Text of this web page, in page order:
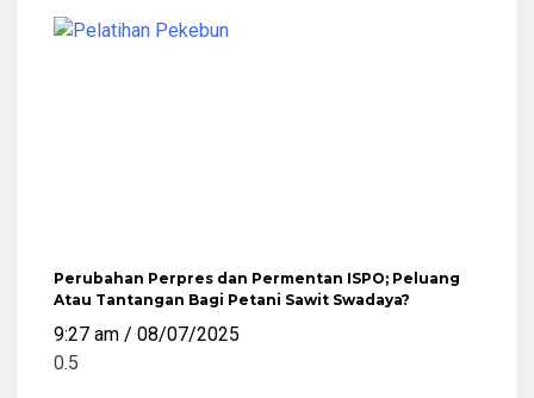
Perubahan Perpres dan Permentan ISPO; Peluang
Atau Tantangan Bagi Petani Sawit Swadaya?
9:27 am 08/07/2025